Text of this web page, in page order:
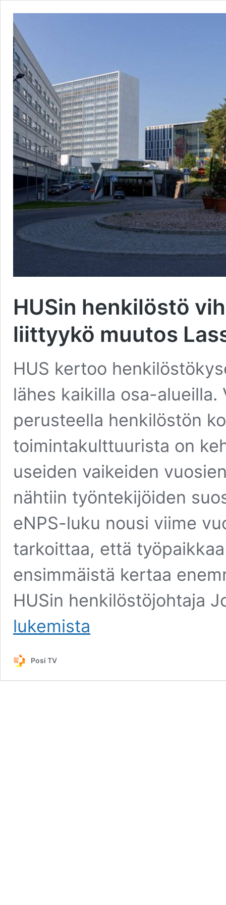
HUSin henkilöstö
liittyykö muutos
HUS kertoo
lähes kaikilla osa-
perusteella henkilöstön
toimintakulttuurista on
useiden vaikeiden
nähtiin työntekijöiden
eNPS-luku nousi viime
tarkoittaa, että
ensimmäistä kertaa
HUSin henkilöstöjohtaja
lukemista
Posi TV